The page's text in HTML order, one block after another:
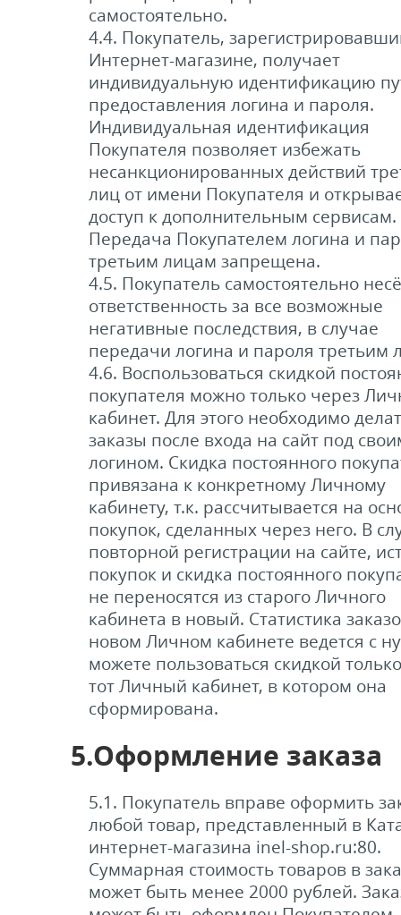
самостоятельно.
4.4. Покупатель,
Интернет-магазине, получает
индивидуальную идентификацию
предоставления логина и пароля.
Индивидуальная идентификация
Покупателя позволяет избежать
несанкционированных действий
лиц от имени Покупателя и
доступ к дополнительным сервисам.
Передача Покупателем логина и
третьим лицам запрещена.
4.5. Покупатель самостоятельно
ответственность за все возможные
негативные последствия, в случае
передачи логина и пароля третьим
4.6. Воспользоваться скидкой
покупателя можно только через
кабинет. Для этого необходимо
заказы после входа на сайт под
логином. Скидка постоянного
привязана к конкретному Личному
кабинету, т.к. рассчитывается на
покупок, сделанных через него. В
повторной регистрации на сайте,
покупок и скидка постоянного
не переносятся из старого Личного
кабинета в новый. Статистика
новом Личном кабинете ведется с
можете пользоваться скидкой
тот Личный кабинет, в котором она
сформирована.
5.Оформление заказа
5.1. Покупатель вправе оформить
любой товар, представленный в
интернет-магазина inel-shop.ru:80.
Суммарная стоимость товаров в
может быть менее 2000 рублей.